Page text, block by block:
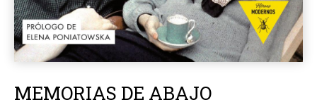
MEMORIAS DE ABAJO